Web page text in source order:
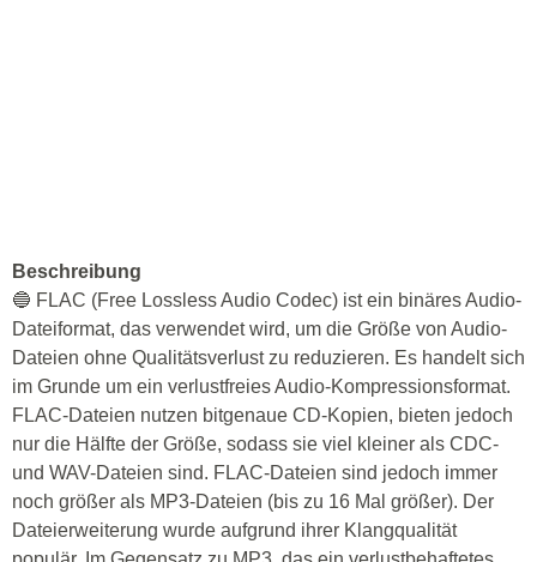
Beschreibung
🔵 FLAC (Free Lossless Audio Codec) ist ein binäres Audio-
Dateiformat, das verwendet wird, um die Größe von Audio-
Dateien ohne Qualitätsverlust zu reduzieren. Es handelt sich
im Grunde um ein verlustfreies Audio-Kompressionsformat.
FLAC-Dateien nutzen bitgenaue CD-Kopien, bieten jedoch
nur die Hälfte der Größe, sodass sie viel kleiner als CDC-
und WAV-Dateien sind. FLAC-Dateien sind jedoch immer
noch größer als MP3-Dateien (bis zu 16 Mal größer). Der
Dateierweiterung wurde aufgrund ihrer Klangqualität